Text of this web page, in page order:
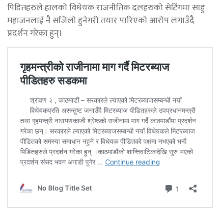
पिडितहरुले हालको विधेयक राजनीतिक दलहरुको सेटिंगमा साहु
महाजनलाई नै सजिलो हुनेगरी तयार पारिएको आरोप लगाउँदै
प्रदर्शन गरेका हुन्।